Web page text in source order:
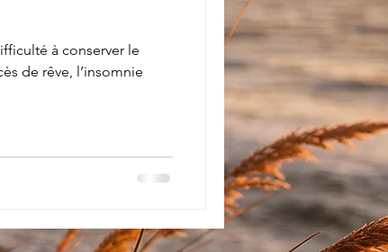
à conserver le
de rêve, l’insomnie